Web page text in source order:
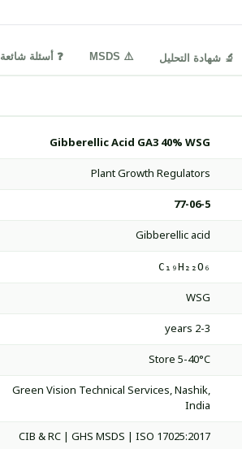
🔬 شهادة التحليل ⚠️ MSDS ❓ أسئلة شائعة
Gibberellic Acid GA3 40% WSG
Plant Growth Regulators
77-06-5
Gibberellic acid
C₁₉H₂₂O₆
WSG
2-3 years
Store 5-40°C
Green Vision Technical Services, Nashik,
India
CIB & RC | GHS MSDS | ISO 17025:2017